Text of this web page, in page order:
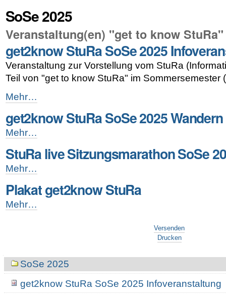
SoSe 2025
Veranstaltung(en) "get to know StuRa"
get2know StuRa SoSe 2025
Veranstaltung zur Vorstellung vom StuRa
Teil von "get to know StuRa" im Sommersemester
get2know
StuRa
SoSe
2025
Infoveranstaltung
Mehr…
get2know StuRa SoSe 2025 Wandern
get2know
StuRa
SoSe
2025
Wandern
Mehr…
StuRa live Sitzungsmarathon SoSe
StuRa
live
Sitzungsmarathon
SoSe
2025
Mehr…
Plakat get2know StuRa
Plakat
get2know
Mehr…
Versenden
Drucken
NavigationSoSe 2025
get2know StuRa SoSe 2025 Infoveranstaltung